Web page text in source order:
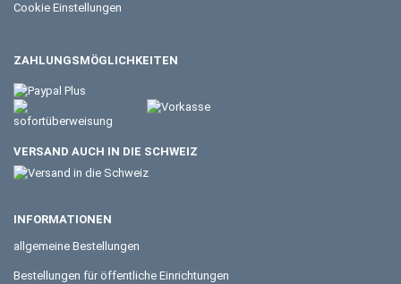
Cookie Einstellungen
ZAHLUNGSMÖGLICHKEITEN
VERSAND AUCH IN DIE SCHWEIZ
INFORMATIONEN
allgemeine Bestellungen
Bestellungen für öffentliche Einrichtungen